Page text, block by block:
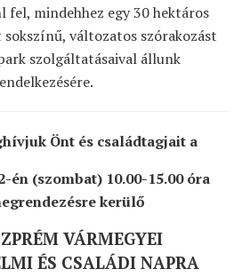
fel, mindehhez egy 30 hektáros
változatos szórakozást
szolgáltatásaival állunk
Önt és családtagjait a
én (szombat) 10.00-15.00 óra
kerülő
VÁRMEGYEI
ÉS CSALÁDI NAPRA